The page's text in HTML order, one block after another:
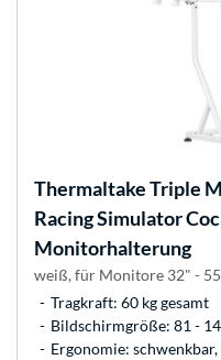
ThermaltakeTriple
Racing Simulator
Monitorhalterung
weiß, für Monitore 32" -
Tragkraft: 60 kg gesamt
Bildschirmgröße: 81 -
Ergonomie: